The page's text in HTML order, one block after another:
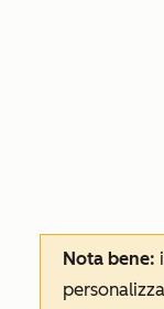
Nota bene: